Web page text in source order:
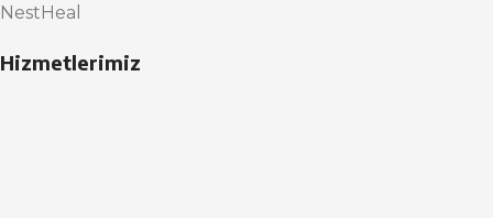
NestHeal
Hizmetlerimiz